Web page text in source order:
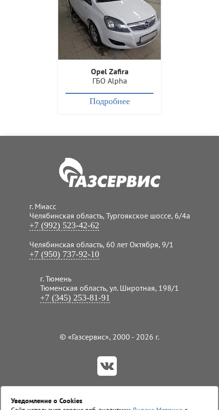
Opel Zafira
ГБО Alpha
Подробнее
г. Миасс
Челябинская область, Тургоякское шоссе, 6/4а
+7 (992) 523-42-62
Челябинская область, 60 лет Октября, 9/1
+7 (950) 737-92-10
г. Тюмень
Тюменская область, ул. Широтная, 198/1
+7 (345) 253-81-91
© «Газсервис», 2000 - 2026 г.
Уведомление о Cookies